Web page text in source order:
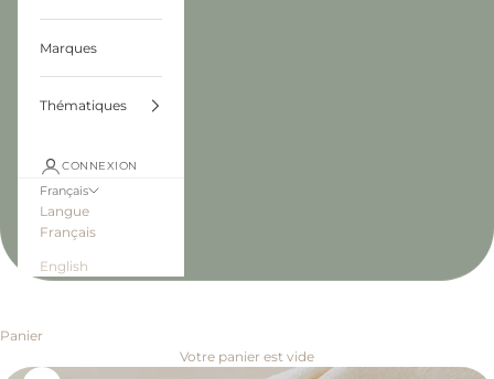
Marques
Thématiques
CONNEXION
Français
Langue
Français
English
Panier
Votre panier est vide